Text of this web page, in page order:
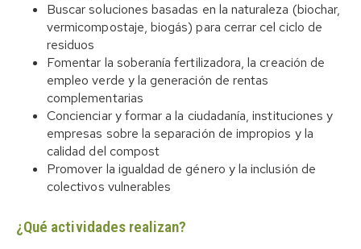
Buscar soluciones basadas en la naturaleza (biochar,
vermicompostaje, biogás) para cerrar cel ciclo de
residuos
Fomentar la soberanía fertilizadora, la creación de
empleo verde y la generación de rentas
complementarias
Concienciar y formar a la ciudadanía, instituciones y
empresas sobre la separación de impropios y la
calidad del compost
Promover la igualdad de género y la inclusión de
colectivos vulnerables
¿Qué actividades realizan?